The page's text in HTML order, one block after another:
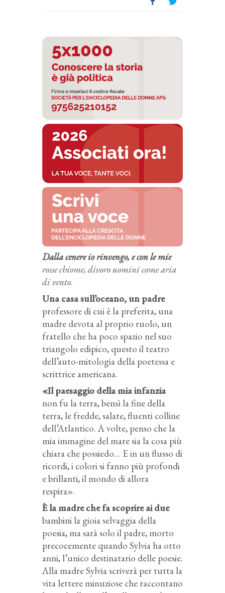
Dalla cenere io rinvengo, e con le mie
rosse chiome, divoro uomini come aria
di vento.
Una casa sull’oceano, un padre
professore di cui è la preferita, una
madre devota al proprio ruolo, un
fratello che ha poco spazio nel suo
triangolo edipico, questo il teatro
dell’auto-mitologia della poetessa e
scrittrice americana.
«Il paesaggio della mia infanzia
non fu la terra, bensì la fine della
terra, le fredde, salate, fluenti colline
dell’Atlantico. A volte, penso che la
mia immagine del mare sia la cosa più
chiara che possiedo… E in un flusso di
ricordi, i colori si fanno più profondi
e brillanti, il mondo di allora
respira».
È la madre che fa scoprire ai due
bambini la gioia selvaggia della
poesia, ma sarà solo il padre, morto
precocemente quando Sylvia ha otto
anni, l’unico destinatario delle poesie.
Alla madre Sylvia scriverà per tutta la
vita lettere minuziose che raccontano